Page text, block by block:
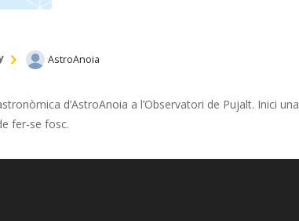
AstroAnoia
d’AstroAnoia a l’Observatori de Pujalt. Inici una
fer-se fosc.